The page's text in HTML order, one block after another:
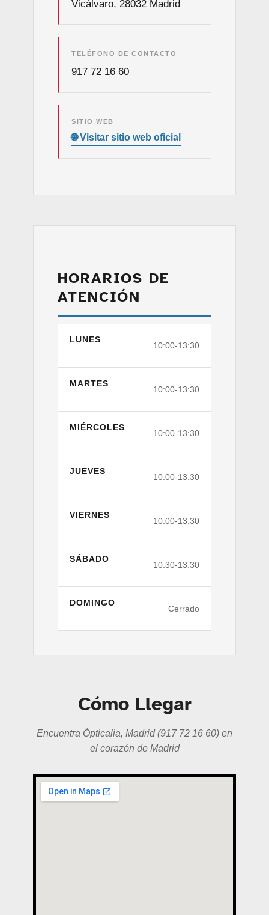
Vicálvaro, 28032 Madrid
TELÉFONO DE CONTACTO
917 72 16 60
SITIO WEB
HORARIOS DE
ATENCIÓN
LUNES
10:00-13:30
MARTES
10:00-13:30
MIÉRCOLES
10:00-13:30
JUEVES
10:00-13:30
VIERNES
10:00-13:30
SÁBADO
10:30-13:30
DOMINGO
Cerrado
Cómo Llegar
Encuentra Ópticalia, Madrid (917 72 16 60) en
el corazón de Madrid